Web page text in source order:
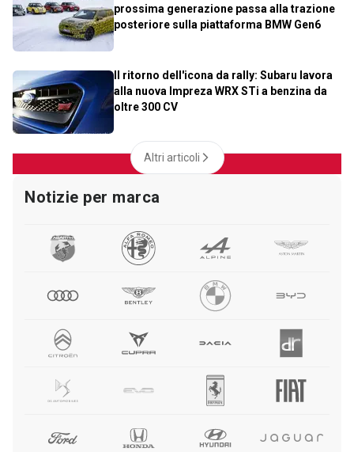
prossima generazione passa alla trazione
posteriore sulla piattaforma BMW Gen6
Il ritorno dell'icona da rally: Subaru lavora
alla nuova Impreza WRX STi a benzina da
oltre 300 CV
Altri articoli
Notizie per marca